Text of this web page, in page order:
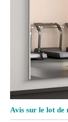
Avis sur le lot de